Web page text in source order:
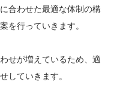
合わせた最適な体制の構
を行っていきます。
せが増えているため、適
していきます。